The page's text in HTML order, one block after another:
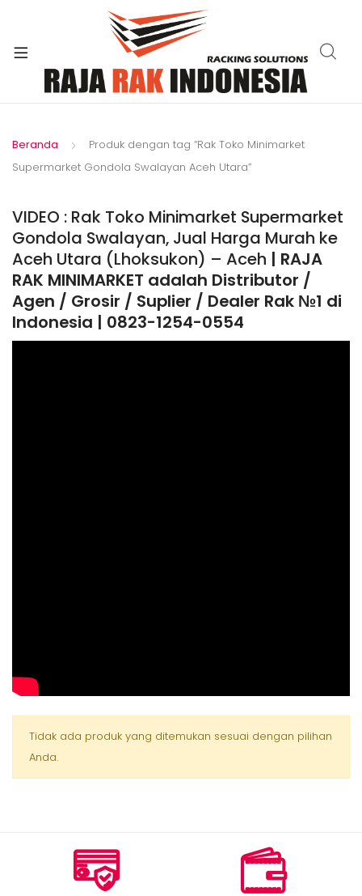
Beranda
Produk dengan tag “Rak Toko Minimarket
Supermarket Gondola Swalayan Aceh Utara”
VIDEO : Rak Toko Minimarket Supermarket
Gondola Swalayan, Jual Harga Murah ke
Aceh Utara (Lhoksukon) – Aceh | RAJA
RAK MINIMARKET adalah Distributor /
Agen / Grosir / Suplier / Dealer Rak №1 di
Indonesia | 0823-1254-0554
Tidak ada produk yang ditemukan sesuai dengan pilihan
Anda.